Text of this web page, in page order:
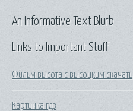
Links to Important Stuff
Фильм высота с высоцким скачать
Картинка гдз
An Informative Text Blurb